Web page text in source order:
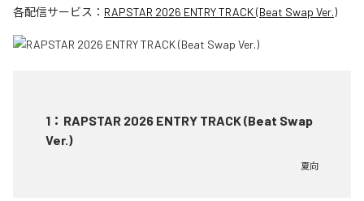
各配信サービス： RAPSTAR 2026 ENTRY TRACK (Beat Swap Ver.)
1 ： RAPSTAR 2026 ENTRY TRACK (Beat Swap
Ver.)
夏向